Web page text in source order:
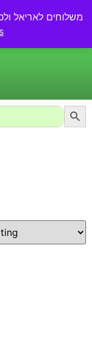
משלוחים לאריאל
0.00₪